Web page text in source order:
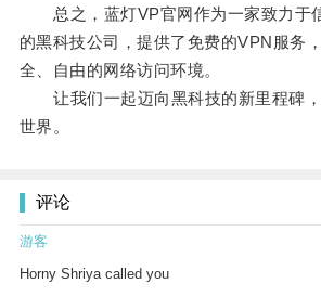
总之，蓝灯VP官网作为一家致力于
的黑科技公司，提供了免费的VPN服务
全、自由的网络访问环境。
让我们一起迈向黑科技的新里程碑，
世界。
评论
游客
Horny Shriya called you